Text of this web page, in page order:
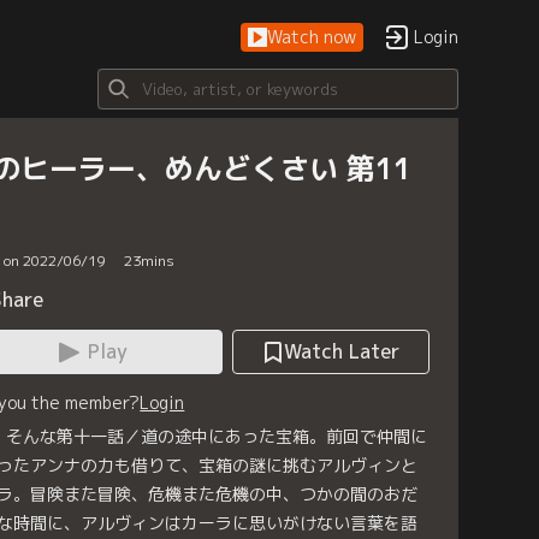
Watch now Login
ヒーラー、めんどくさい 第11
on 2022/06/19 23mins
Play
Watch Later
the member?Login
んな第十一話／道の途中にあった宝箱。前回で仲間に
たアンナの力も借りて、宝箱の謎に挑むアルヴィンと
。冒険また冒険、危機また危機の中、つかの間のおだ
時間に、アルヴィンはカーラに思いがけない言葉を語